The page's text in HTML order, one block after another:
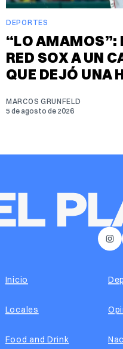
DEPORTES
“LO AMAMOS”:
RED SOX A UN
QUE DEJÓ UNA
MARCOS GRUNFELD
5 de agosto de 2026
Inicio
Locales
Food and Drink